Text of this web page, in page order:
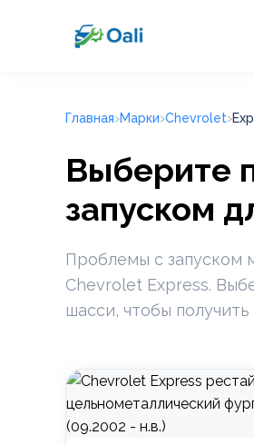
Главная Марки Chevrolet
Выберите
запуском
Проблемы с запуском
Chevrolet Express.
шасси, чтобы